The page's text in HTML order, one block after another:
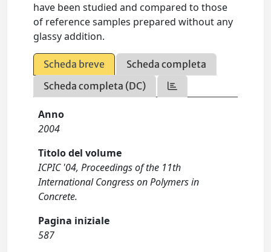
have been studied and compared to those
of reference samples prepared without any
glassy addition.
Scheda breve
Scheda completa
Scheda completa (DC)
Anno
2004
Titolo del volume
ICPIC '04, Proceedings of the 11th
International Congress on Polymers in
Concrete.
Pagina iniziale
587